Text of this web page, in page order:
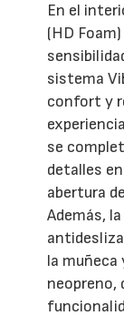
En el
(HD
sistema
confort y
se
detalles
abertura
Además,
la
neopreno,